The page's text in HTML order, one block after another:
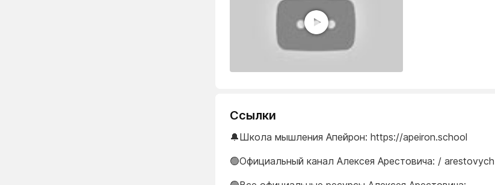
Ссылки
🔔Школа мышления Апейрон: https://apeiron.school
🟢Официальный канал Алексея Арестовича: / arestovych